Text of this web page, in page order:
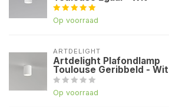
Op voorraad
ARTDELIGHT
Artdelight Plafondlamp
Toulouse Geribbeld - Wit
Op voorraad